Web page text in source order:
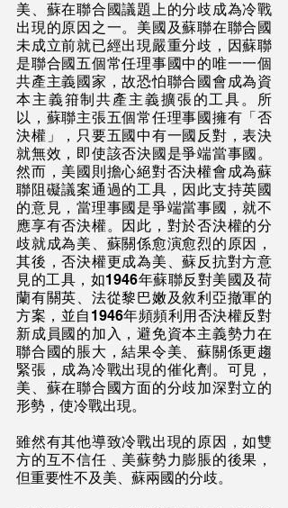
美、蘇在聯合國議題上的分歧成為冷戰
出現的原因之一。美國及蘇聯在聯合國
未成立前就已經出現嚴重分歧，因蘇聯
是聯合國五個常任理事國中的唯一一個
共產主義國家，故恐怕聯合國會成為資
本主義箝制共產主義擴張的工具。所
以，蘇聯主張五個常任理事國擁有「否
決權」，只要五國中有一國反對，表決
就無效，即使該否決國是爭端當事國。
然而，美國則擔心絕對否決權會成為蘇
聯阻礙議案通過的工具，因此支持英國
的意見，當理事國是爭端當事國，就不
應享有否決權。因此，對於否決權的分
歧就成為美、蘇關係愈演愈烈的原因，
其後，否決權更成為美、蘇反抗對方意
見的工具，如1946年蘇聯反對美國及荷
蘭有關英、法從黎巴嫩及敘利亞撤軍的
方案，並自1946年頻頻利用否決權反對
新成員國的加入，避免資本主義勢力在
聯合國的脹大，結果令美、蘇關係更趨
緊張，成為冷戰出現的催化劑。可見，
美、蘇在聯合國方面的分歧加深對立的
形勢，使冷戰出現。
雖然有其他導致冷戰出現的原因，如雙
方的互不信任﹑美蘇勢力膨脹的後果，
但重要性不及美、蘇兩國的分歧。